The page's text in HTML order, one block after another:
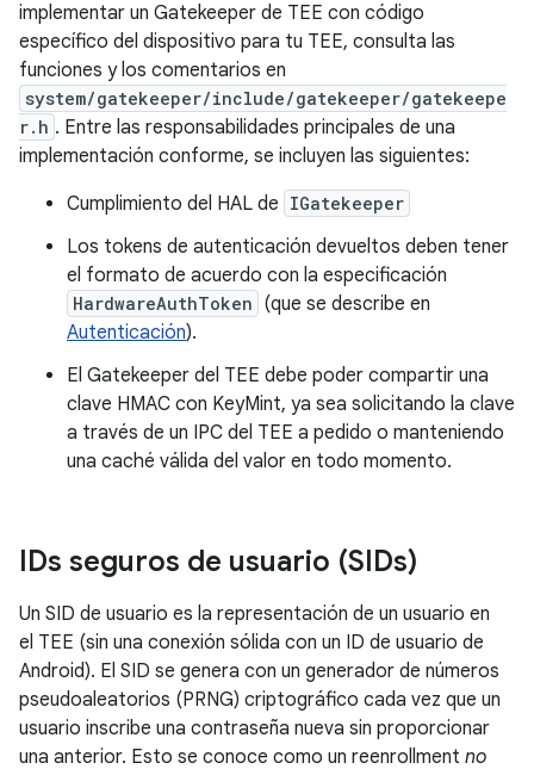
implementar un Gatekeeper de TEE con código
específico del dispositivo para tu TEE, consulta las
funciones y los comentarios en
system/gatekeeper/include/gatekeeper/gatekeepe
r.h . Entre las responsabilidades principales de una
implementación conforme, se incluyen las siguientes:
Cumplimiento del HAL de IGatekeeper
Los tokens de autenticación devueltos deben tener
el formato de acuerdo con la especificación
HardwareAuthToken (que se describe en
Autenticación).
El Gatekeeper del TEE debe poder compartir una
clave HMAC con KeyMint, ya sea solicitando la clave
a través de un IPC del TEE a pedido o manteniendo
una caché válida del valor en todo momento.
IDs seguros de usuario (SIDs)
Un SID de usuario es la representación de un usuario en
el TEE (sin una conexión sólida con un ID de usuario de
Android). El SID se genera con un generador de números
pseudoaleatorios (PRNG) criptográfico cada vez que un
usuario inscribe una contraseña nueva sin proporcionar
una anterior. Esto se conoce como un reenrollment no